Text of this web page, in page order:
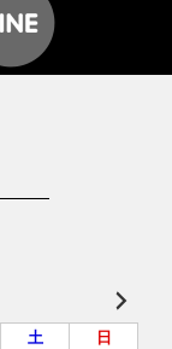
土 日